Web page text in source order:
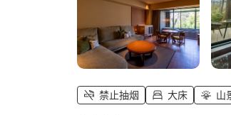
禁止抽烟 大床 山